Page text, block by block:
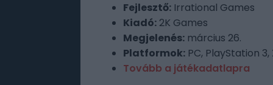
Fejlesztő: Irrational Games
Kiadó: 2K Games
Megjelenés: március 26.
Platformok: PC, PlayStation
Tovább a játékadatlapra